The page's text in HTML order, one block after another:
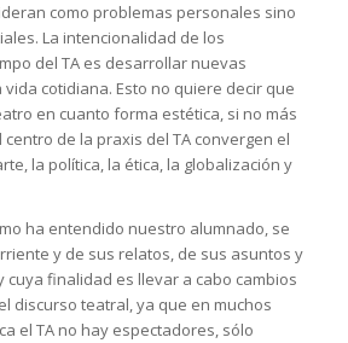
como problemas personales sino
La intencionalidad de los
del TA es desarrollar nuevas
cotidiana. Esto no quiere decir que
en cuanto forma estética, si no más
de la praxis del TA convergen el
la política, la ética, la globalización y
ha entendido nuestro alumnado, se
y de sus relatos, de sus asuntos y
cuya finalidad es llevar a cabo cambios
discurso teatral, ya que en muchos
el TA no hay espectadores, sólo